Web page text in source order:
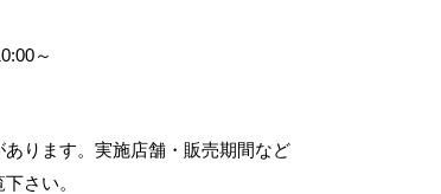
～
ります。実施店舗・販売期間など
さい。